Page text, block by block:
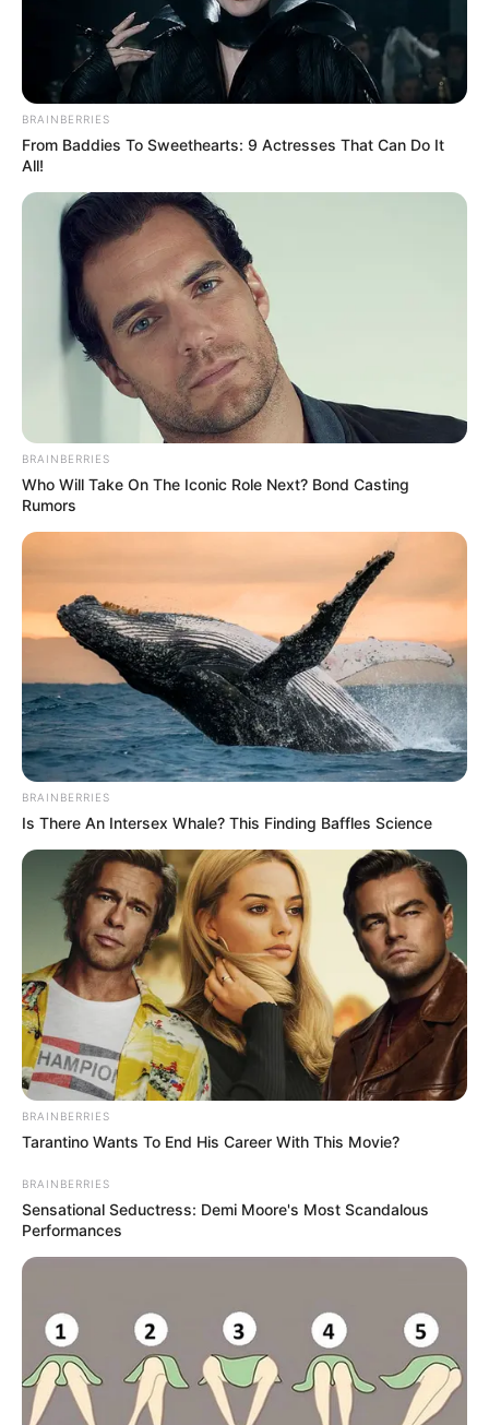
¡REVELACIÓN
GENÉTICA
IMPACTANTE! ¿Sabías
que las mujeres
condición secreta en
su fertilidad que
desafía a la ciencia
médica?
MÉXICO | Tendencias de salud, ginecología y
BRAINBERRIES
From Baddies To Sweethearts: 9 Actresses That Can Do It
All!
BRAINBERRIES
Who Will Take On The Iconic Role Next? Bond Casting
Rumors
BRAINBERRIES
Is There An Intersex Whale? This Finding Baffles Science
BRAINBERRIES
Tarantino Wants To End His Career With This Movie?
BRAINBERRIES
Sensational Seductress: Demi Moore's Most Scandalous
Performances